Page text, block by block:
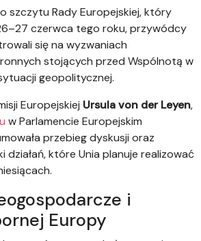
szczytu Rady Europejskiej, który
czerwca tego roku, przywódcy
się na wyzwaniach
stojących przed Wspólnotą w
geopolitycznej.
Europejskiej Ursula von der Leyen,
w Parlamencie Europejskim
przebieg dyskusji oraz
działań, które Unia planuje realizować
i
Europy